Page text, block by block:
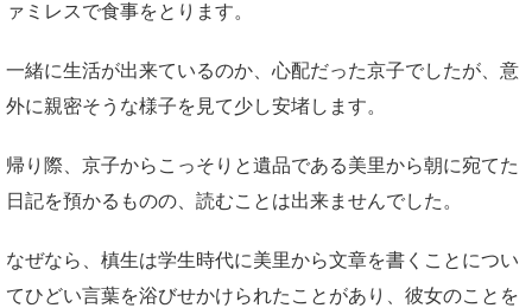
ァミレスで食事をとります。
一緒に生活が出来ているのか、心配だった京子でしたが、意
外に親密そうな様子を見て少し安堵します。
帰り際、京子からこっそりと遺品である美里から朝に宛てた
日記を預かるものの、読むことは出来ませんでした。
なぜなら、槙生は学生時代に美里から文章を書くことについ
てひどい言葉を浴びせかけられたことがあり、彼女のことを